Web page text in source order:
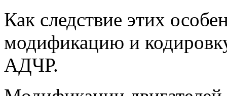
Как следствие этих
модификацию и
АДЧР.